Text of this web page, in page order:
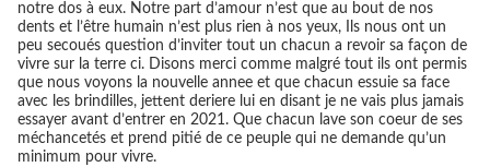
notre dos à eux. Notre part d’amour n’est que au bout de nos
dents et l’être humain n’est plus rien à nos yeux, Ils nous ont un
peu secoués question d’inviter tout un chacun a revoir sa façon de
vivre sur la terre ci. Disons merci comme malgré tout ils ont permis
que nous voyons la nouvelle annee et que chacun essuie sa face
avec les brindilles, jettent deriere lui en disant je ne vais plus jamais
essayer avant d’entrer en 2021. Que chacun lave son coeur de ses
méchancetés et prend pitié de ce peuple qui ne demande qu’un
minimum pour vivre.